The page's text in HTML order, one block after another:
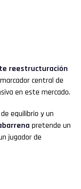
reestructuración
central de
en este mercado.
equilibrio y un
pretende un
jugador de